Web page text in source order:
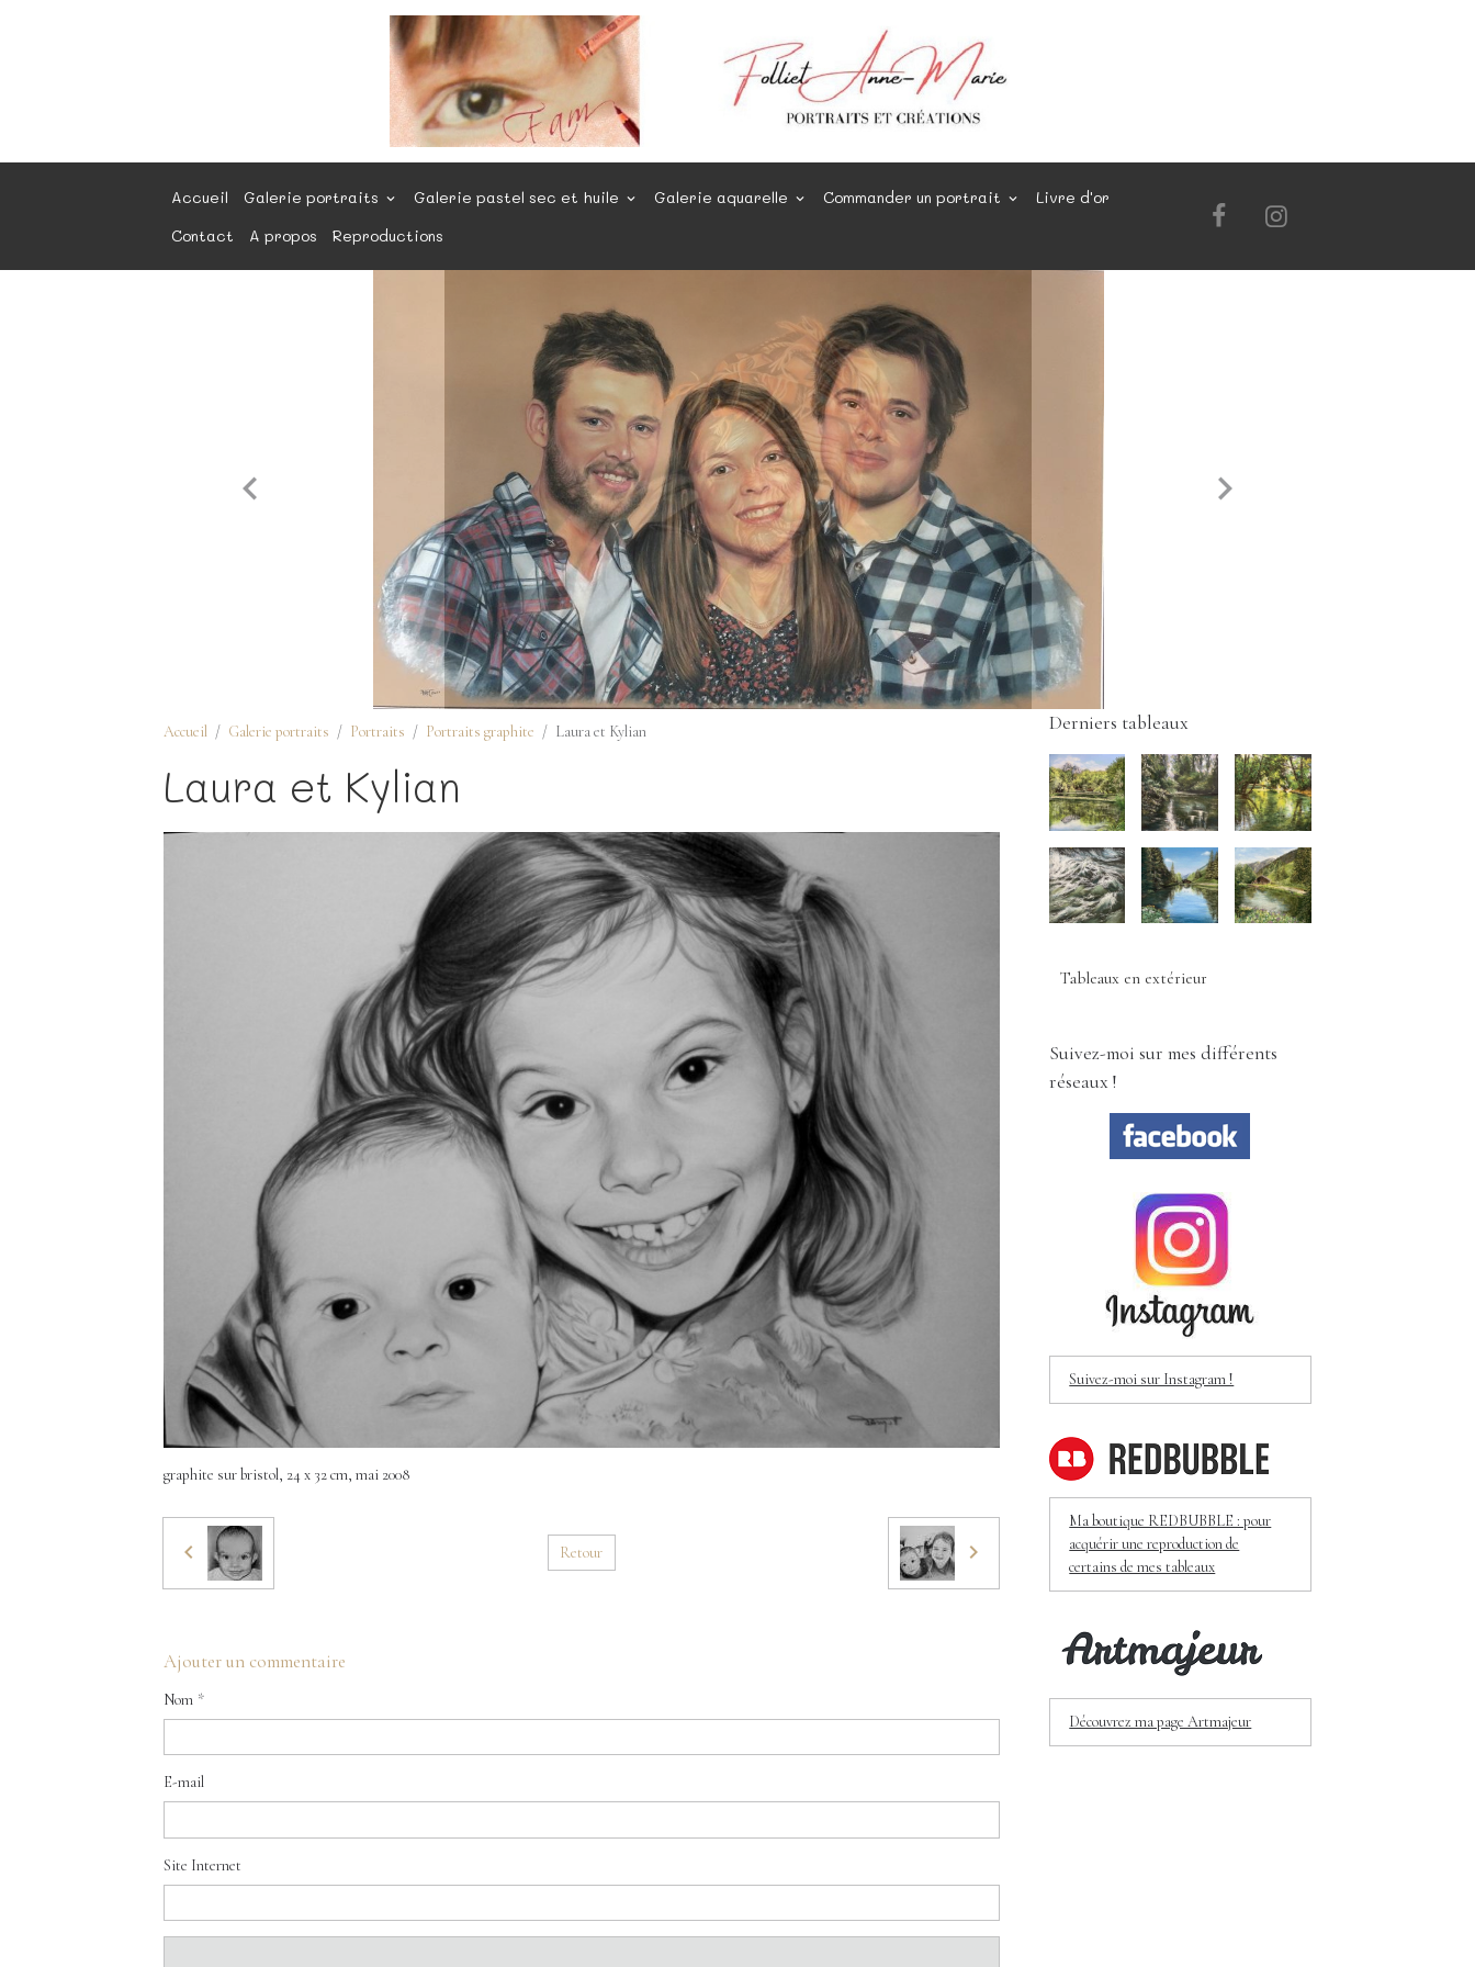
Accueil Galerie portraits Galerie pastel sec et huile Galerie aquarelle Commander un portrait
Livre d'or
Contact
A propos Reproductions
Accueil Galerie portraits Portraits Portraits graphite Laura et Kylian
Laura et Kylian
graphite sur bristol, 24 x 32 cm, mai 2008
Retour
Ajouter un commentaire
Nom
E-mail
Site Internet
Derniers tableaux
Tableaux en extérieur
Suivez-moi sur mes différents
réseaux !
Suivez-moi sur Instagram !
Ma boutique REDBUBBLE : pour
acquérir une reproduction de
certains de mes tableaux
Découvrez ma page Artmajeur